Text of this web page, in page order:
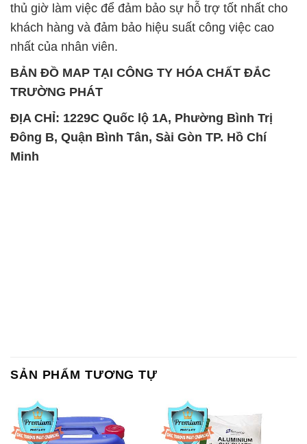
thủ giờ làm việc để đảm bảo sự hỗ trợ tốt nhất cho
khách hàng và đảm bảo hiệu suất công việc cao
nhất của nhân viên.
BẢN ĐỒ MAP TẠI CÔNG TY HÓA CHẤT ĐẮC
TRƯỜNG PHÁT
ĐỊA CHỈ: 1229C Quốc lộ 1A, Phường Bình Trị
Đông B, Quận Bình Tân, Sài Gòn TP. Hồ Chí
Minh
SẢN PHẨM TƯƠNG TỰ